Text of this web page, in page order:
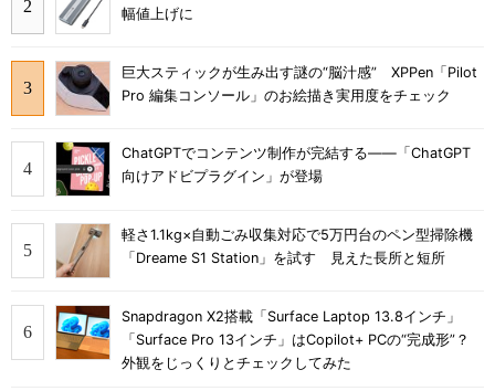
幅値上げに
巨大スティックが生み出す謎の“脳汁感” XPPen「Pilot
Pro 編集コンソール」のお絵描き実用度をチェック
ChatGPTでコンテンツ制作が完結する――「ChatGPT
向けアドビプラグイン」が登場
軽さ1.1kg×自動ごみ収集対応で5万円台のペン型掃除機
「Dreame S1 Station」を試す 見えた長所と短所
Snapdragon X2搭載「Surface Laptop 13.8インチ」
「Surface Pro 13インチ」はCopilot+ PCの“完成形”？
外観をじっくりとチェックしてみた